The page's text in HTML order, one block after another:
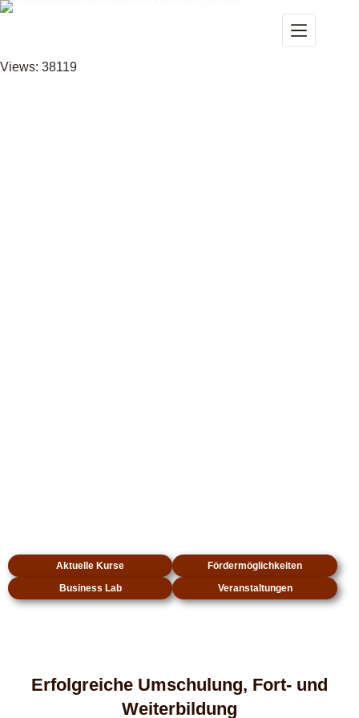
Views: 38119
Aktuelle Kurse
Fördermöglichkeiten
Business Lab
Veranstaltungen
Erfolgreiche Umschulung, Fort- und
Weiterbildung